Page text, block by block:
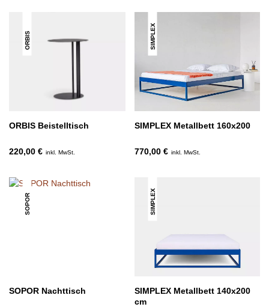
ORBIS
ORBIS Beistelltisch
220,00 € inkl. MwSt.
SIMPLEX
SIMPLEX Metallbett 160x200
770,00 € inkl. MwSt.
SOPOR
SOPOR Nachttisch
SIMPLEX
SIMPLEX Metallbett 140x200
cm